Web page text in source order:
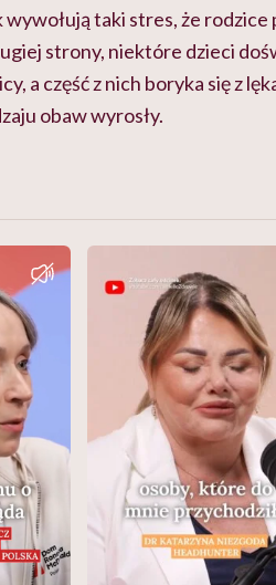
taki stres, że
strony, niektóre dzieci
a część z nich boryka się z
obaw wyrosły.